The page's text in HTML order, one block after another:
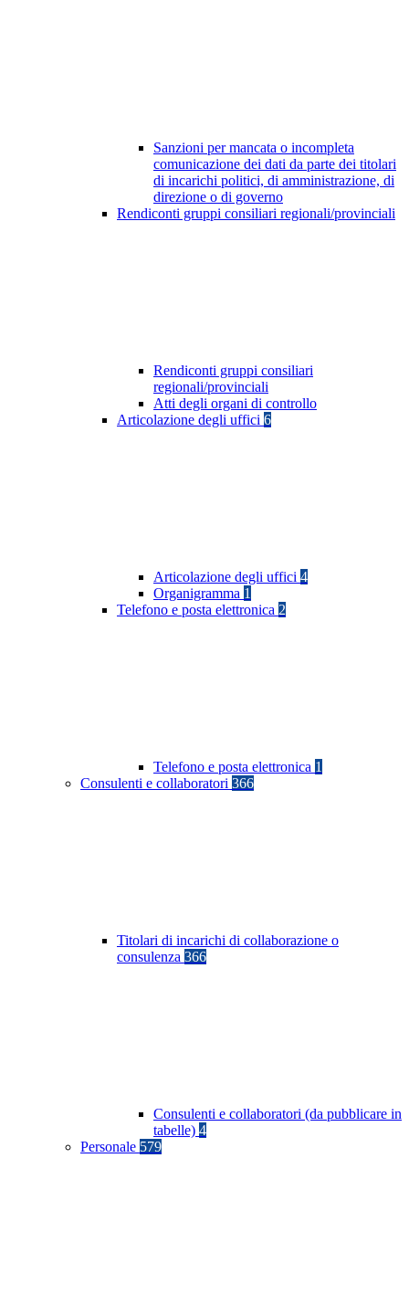
Sanzioni per mancata o incompleta
comunicazione dei dati da parte dei titolari
di incarichi politici, di amministrazione, di
direzione o di governo
Rendiconti gruppi consiliari regionali/provinciali
Rendiconti gruppi consiliari
regionali/provinciali
Atti degli organi di controllo
Articolazione degli uffici 6
Articolazione degli uffici 4
Organigramma 1
Telefono e posta elettronica 2
Telefono e posta elettronica 1
Consulenti e collaboratori 366
Titolari di incarichi di collaborazione o
consulenza 366
Consulenti e collaboratori (da pubblicare in
tabelle) 4
Personale 579